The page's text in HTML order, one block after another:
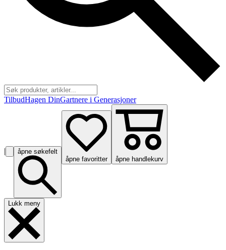
TilbudHagen DinGartnere i Generasjoner
|
åpne søkefelt
åpne favoritter
åpne handlekurv
Lukk meny